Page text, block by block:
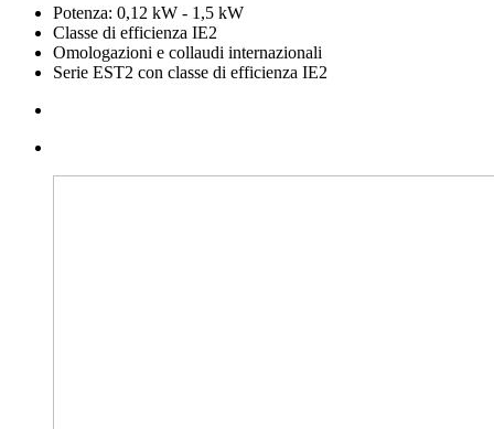
Potenza: 0,12 kW - 1,5 kW
Classe di efficienza IE2
Omologazioni e collaudi internazionali
Serie EST2 con classe di efficienza IE2